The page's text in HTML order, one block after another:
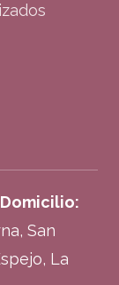
San
La